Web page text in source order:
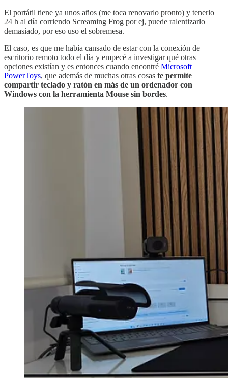
El portátil tiene ya unos años (me toca renovarlo pronto) y tenerlo
24 h al día corriendo Screaming Frog por ej, puede ralentizarlo
demasiado, por eso uso el sobremesa.
El caso, es que me había cansado de estar con la conexión de
escritorio remoto todo el día y empecé a investigar qué otras
opciones existían y es entonces cuando encontré Microsoft
PowerToys, que además de muchas otras cosas te permite
compartir teclado y ratón en más de un ordenador con
Windows con la herramienta Mouse sin bordes.